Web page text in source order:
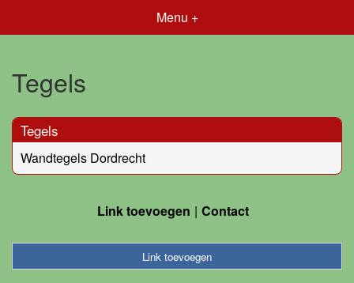
Menu +
Tegels
Tegels
Wandtegels Dordrecht
Link toevoegen Contact
Link toevoegen